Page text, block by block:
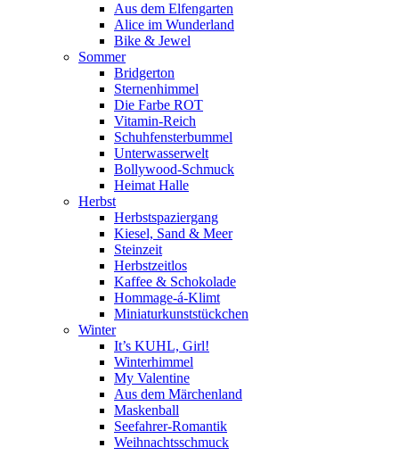
Aus dem Elfengarten
Alice im Wunderland
Bike & Jewel
Sommer
Bridgerton
Sternenhimmel
Die Farbe ROT
Vitamin-Reich
Schuhfensterbummel
Unterwasserwelt
Bollywood-Schmuck
Heimat Halle
Herbst
Herbstspaziergang
Kiesel, Sand & Meer
Steinzeit
Herbstzeitlos
Kaffee & Schokolade
Hommage-á-Klimt
Miniaturkunststückchen
Winter
It’s KUHL, Girl!
Winterhimmel
My Valentine
Aus dem Märchenland
Maskenball
Seefahrer-Romantik
Weihnachtsschmuck